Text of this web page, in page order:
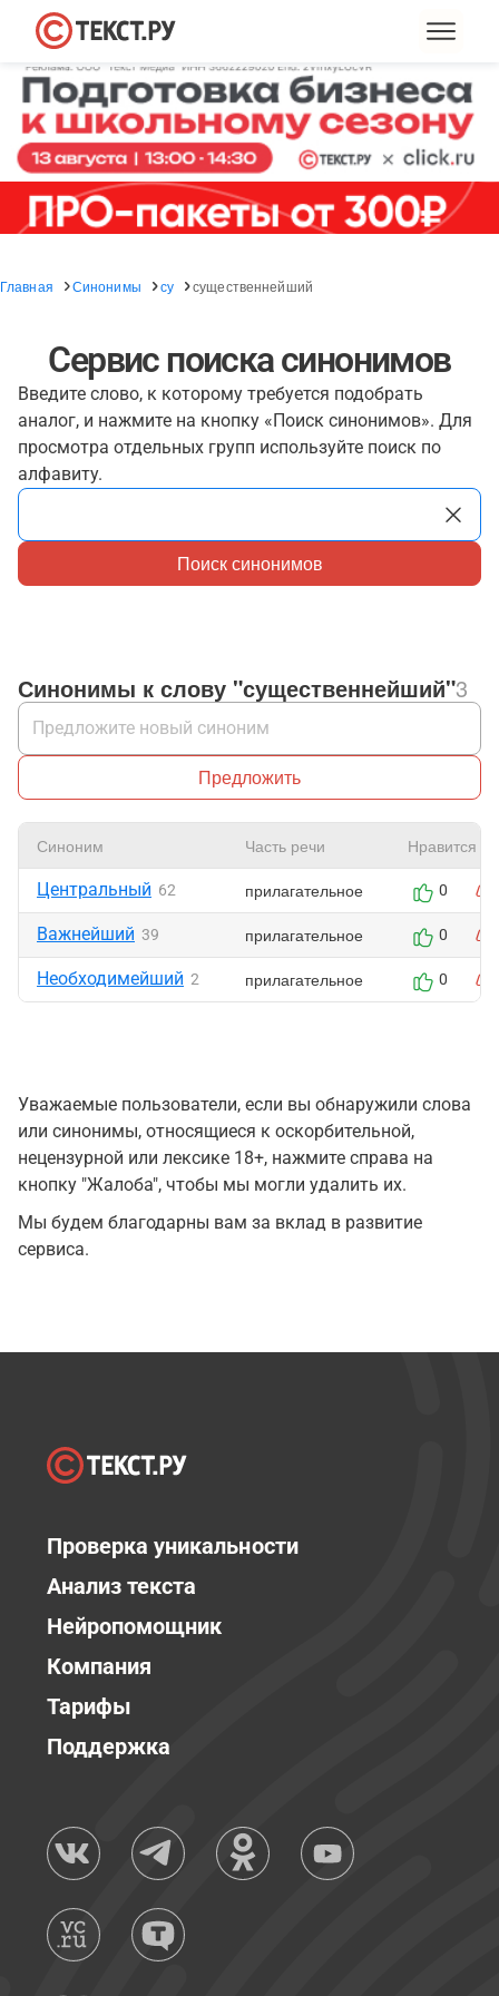
Главная Синонимы су существеннейший
Сервис поиска синонимов
Введите слово, к которому требуется подобрать
аналог, и нажмите на кнопку «Поиск синонимов». Для
просмотра отдельных групп используйте поиск по
алфавиту.
Поиск синонимов
Синонимы к слову "существеннейший"3
Предложить
Синоним Часть речи Нравится
Центральный 62 прилагательное 0
Важнейший 39 прилагательное 0
Необходимейший 2 прилагательное 0
Уважаемые пользователи, если вы обнаружили слова
или синонимы, относящиеся к оскорбительной,
нецензурной или лексике 18+, нажмите справа на
кнопку "Жалоба", чтобы мы могли удалить их.
Мы будем благодарны вам за вклад в развитие
сервиса.
Проверка уникальности
Анализ текста
Нейропомощник
Компания
Тарифы
Поддержка